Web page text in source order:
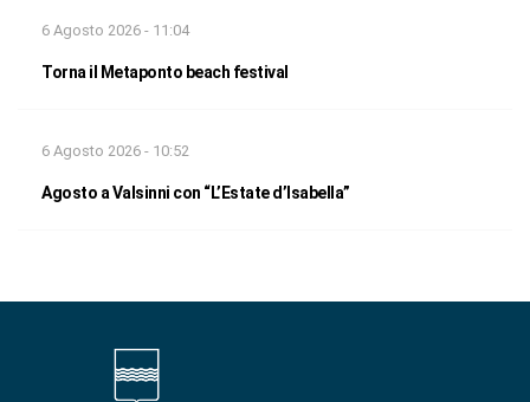
6 Agosto 2026 - 11:04
Torna il Metaponto beach festival
6 Agosto 2026 - 10:52
Agosto a Valsinni con “L’Estate d’Isabella”